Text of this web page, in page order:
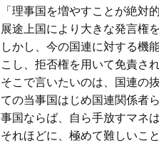
「理事国を増やすことが絶対
展途上国により大きな発言権
しかし、今の国連に対する機
こし、拒否権を用いて免責さ
そこで言いたいのは、国連の
ての当事国はじめ国連関係者
事国ならば、自ら手放すマネ
それほどに、極めて難しいこ